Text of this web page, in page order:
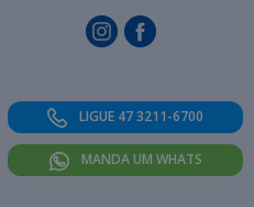
LIGUE 47 3211-6700
MANDA UM WHATS